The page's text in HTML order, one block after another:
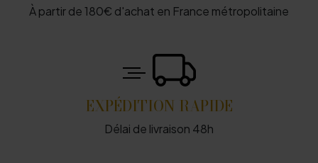
À partir de 180€ d'achat en France métropolitaine
EXPÉDITION RAPIDE
Délai de livraison 48h